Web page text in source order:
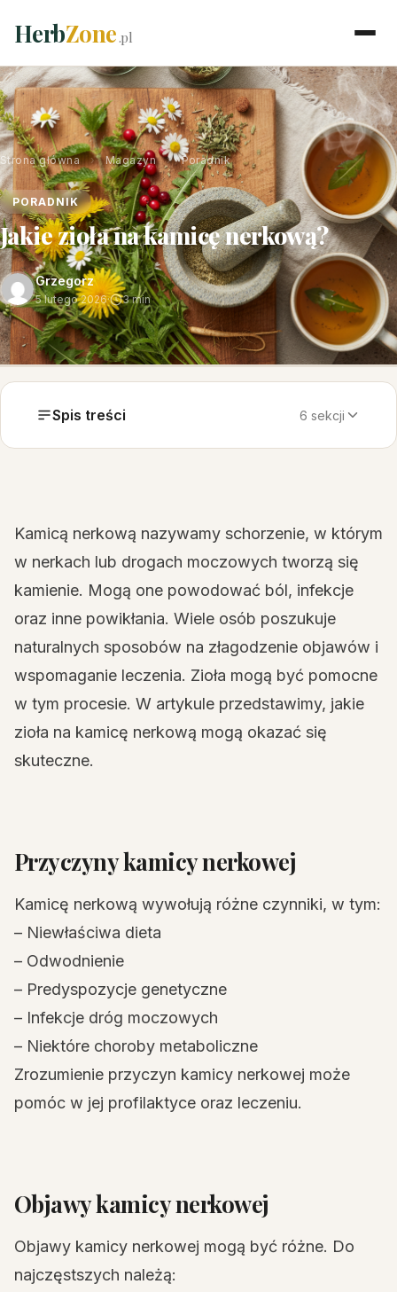
HerbZone.pl
Strona główna › Magazyn › Poradnik
PORADNIK
Jakie zioła na kamicę nerkową?
Grzegorz
5 lutego 2026· 3 min
Spis treści 6 sekcji
Kamicą nerkową nazywamy schorzenie, w którym
w nerkach lub drogach moczowych tworzą się
kamienie. Mogą one powodować ból, infekcje
oraz inne powikłania. Wiele osób poszukuje
naturalnych sposobów na złagodzenie objawów i
wspomaganie leczenia. Zioła mogą być pomocne
w tym procesie. W artykule przedstawimy, jakie
zioła na kamicę nerkową mogą okazać się
skuteczne.
Przyczyny kamicy nerkowej
Kamicę nerkową wywołują różne czynniki, w tym:
– Niewłaściwa dieta
– Odwodnienie
– Predyspozycje genetyczne
– Infekcje dróg moczowych
– Niektóre choroby metaboliczne
Zrozumienie przyczyn kamicy nerkowej może
pomóc w jej profilaktyce oraz leczeniu.
Objawy kamicy nerkowej
Objawy kamicy nerkowej mogą być różne. Do
najczęstszych należą: